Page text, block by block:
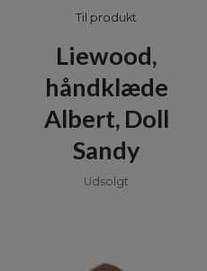
Til produkt
Liewood,
håndklæde
Albert, Doll
Sandy
Udsolgt